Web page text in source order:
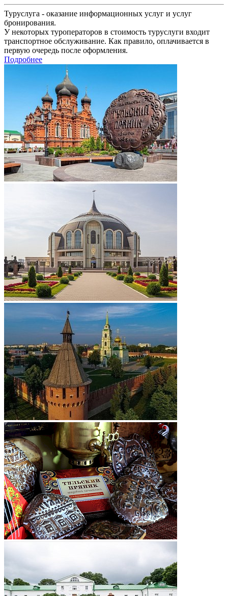
Туруслуга - оказание информационных услуг и услуг
бронирования.
У некоторых туроператоров в стоимость туруслуги входит
транспортное обслуживание. Как правило, оплачивается в
первую очередь после оформления.
Подробнее